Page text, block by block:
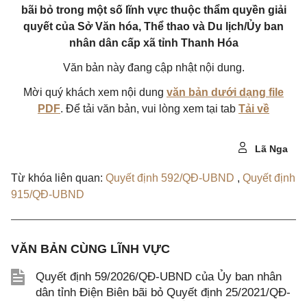
bãi bỏ trong một số lĩnh vực thuộc thẩm quyền giải
quyết của Sở Văn hóa, Thể thao và Du lịch/Ủy ban
nhân dân cấp xã tỉnh Thanh Hóa
Văn bản này đang cập nhật nội dung.
Mời quý khách xem nội dung văn bản dưới dạng file
PDF. Để tải văn bản, vui lòng xem tại tab Tải về
Lã Nga
Từ khóa liên quan: Quyết định 592/QĐ-UBND , Quyết định
915/QĐ-UBND
VĂN BẢN CÙNG LĨNH VỰC
Quyết định 59/2026/QĐ-UBND của Ủy ban nhân
dân tỉnh Điện Biên bãi bỏ Quyết định 25/2021/QĐ-